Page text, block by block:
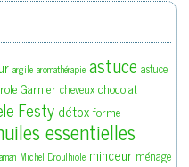
argile aromathérapie astuce astuce
Garnier cheveux chocolat
Festy détoxforme
essentielles
Michel Droulhiole minceur ménage